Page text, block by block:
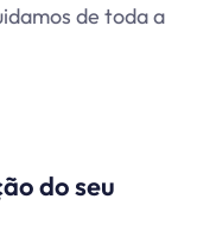
de toda a
do seu